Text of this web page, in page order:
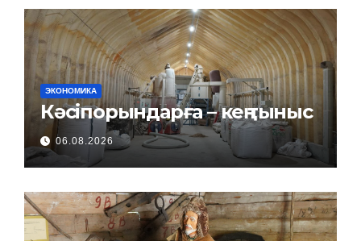
ЭКОНОМИКА
Кәсіпорындарға – кең тыныс
06.08.2026